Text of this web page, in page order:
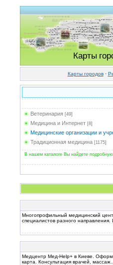
Карты
Карты городов·
Ветеринария [49]
Медицина и Интернет [8]
Медицинские организации и
Традиционная медицина [1175]
В нашем каталоге Вы найдете
Многопрофильный медицинский
специалистов разного направления.
Медцентр Мед-Help+ в Киеве.
карта. Консультация врачей, массаж...